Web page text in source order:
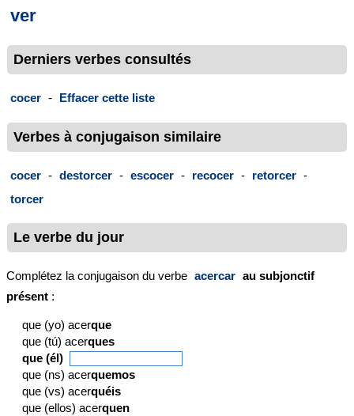
ver
Derniers verbes consultés
cocer - Effacer cette liste
Verbes à conjugaison similaire
cocer - destorcer - escocer - recocer - retorcer -
torcer
Le verbe du jour
Complétez la conjugaison du verbe acercar au subjonctif
présent :
que (yo) acerque
que (tú) acerques
que (él)
que (ns) acerquemos
que (vs) acerquéis
que (ellos) acerquen